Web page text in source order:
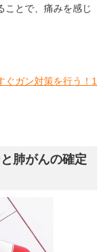
ことで、痛みを感じ
ぐガン対策を行う！1
肺がんの確定